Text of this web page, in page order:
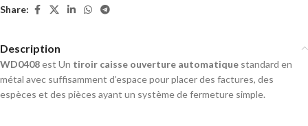
Share:
Description
WD0408est Un tiroir caisse ouverture automatique standard en
métal avec suffisamment d’espace pour placer des factures, des
espèces et des pièces ayant un système de fermeture simple.